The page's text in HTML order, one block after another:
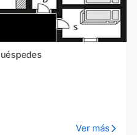
Ver más